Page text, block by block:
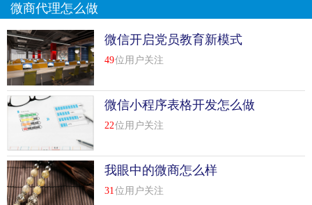
微商代理怎么做
微信开启党员教育新模式
49位用户关注
微信小程序表格开发怎么做
22位用户关注
我眼中的微商怎么样
31 位用户关注